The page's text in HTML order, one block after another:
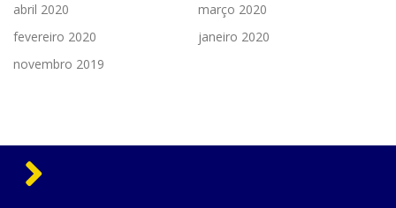
abril 2020
março 2020
fevereiro 2020
janeiro 2020
novembro 2019